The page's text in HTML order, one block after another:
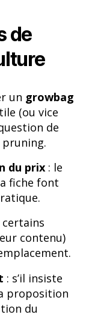
de
un growbag
(ou vice
de
du prix : le
fiche font
certains
contenu)
: s’il insiste
proposition
du